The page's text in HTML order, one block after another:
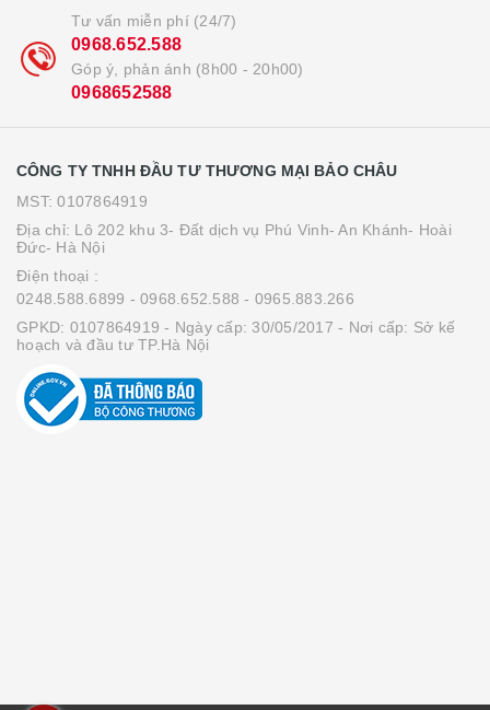
Tư vấn miễn phí (24/7)
0968.652.588
Góp ý, phản ánh (8h00 - 20h00)
0968652588
CÔNG TY TNHH ĐẦU TƯ THƯƠNG MẠI BẢO CHÂU
MST: 0107864919
Địa chỉ: Lô 202 khu 3- Đất dịch vụ Phú Vinh- An Khánh- Hoài
Đức- Hà Nội
Điện thoại :
0248.588.6899 - 0968.652.588 - 0965.883.266
GPKD: 0107864919 - Ngày cấp: 30/05/2017 - Nơi cấp: Sở kế
hoạch và đầu tư TP.Hà Nội